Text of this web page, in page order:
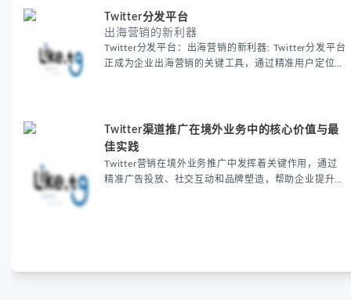
Twitter分发平台
出海营销的新利器
Twitter分发平台：出海营销的新利器: Twitter分发平台
正成为企业出海营销的关键工具，通过精准用户定位和
Twitter渠道推广在境外业务中的核心价值与最
佳实践
Twitter营销在境外业务推广中发挥着关键作用，通过
精准广告投放、社交互动和品牌塑造，帮助企业提升品